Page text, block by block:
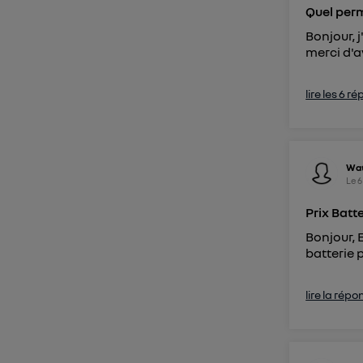
Quel
Bonjour,
merci
lire les 6
Le
Prix
Bonjour,
batterie
lire la